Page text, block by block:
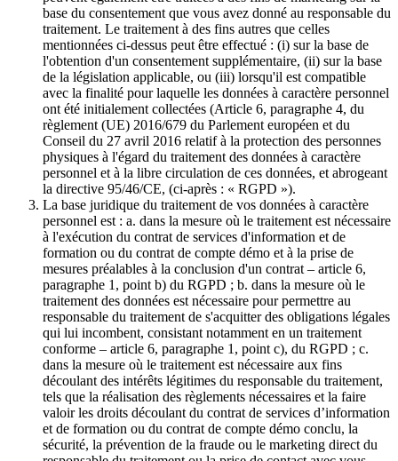
base du consentement que vous avez donné au responsable du
traitement. Le traitement à des fins autres que celles
mentionnées ci-dessus peut être effectué : (i) sur la base de
l'obtention d'un consentement supplémentaire, (ii) sur la base
de la législation applicable, ou (iii) lorsqu'il est compatible
avec la finalité pour laquelle les données à caractère personnel
ont été initialement collectées (Article 6, paragraphe 4, du
règlement (UE) 2016/679 du Parlement européen et du
Conseil du 27 avril 2016 relatif à la protection des personnes
physiques à l'égard du traitement des données à caractère
personnel et à la libre circulation de ces données, et abrogeant
la directive 95/46/CE, (ci-après : « RGPD »).
La base juridique du traitement de vos données à caractère
personnel est : a. dans la mesure où le traitement est nécessaire
à l'exécution du contrat de services d'information et de
formation ou du contrat de compte démo et à la prise de
mesures préalables à la conclusion d'un contrat – article 6,
paragraphe 1, point b) du RGPD ; b. dans la mesure où le
traitement des données est nécessaire pour permettre au
responsable du traitement de s'acquitter des obligations légales
qui lui incombent, consistant notamment en un traitement
conforme – article 6, paragraphe 1, point c), du RGPD ; c.
dans la mesure où le traitement est nécessaire aux fins
découlant des intérêts légitimes du responsable du traitement,
tels que la réalisation des règlements nécessaires et la faire
valoir les droits découlant du contrat de services d’information
et de formation ou du contrat de compte démo conclu, la
sécurité, la prévention de la fraude ou le marketing direct du